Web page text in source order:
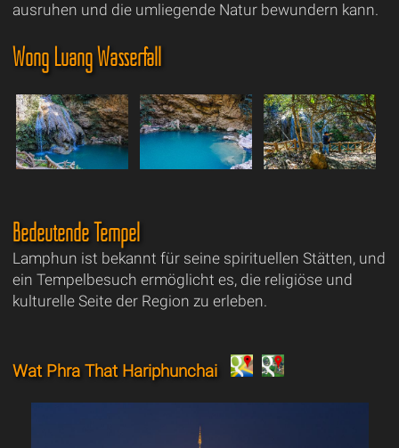
ausruhen und die umliegende Natur bewundern kann.
Wong Luang Wasserfall
Bedeutende Tempel
Lamphun ist bekannt für seine spirituellen Stätten, und
ein Tempelbesuch ermöglicht es, die religiöse und
kulturelle Seite der Region zu erleben.
Wat Phra That Hariphunchai